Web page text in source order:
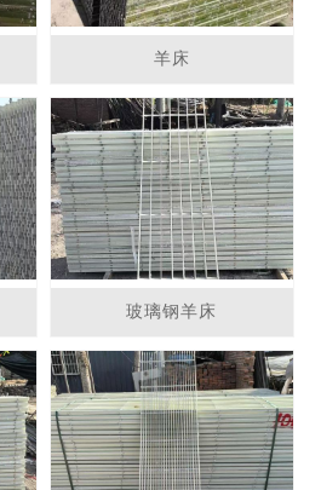
羊床
玻璃钢羊床